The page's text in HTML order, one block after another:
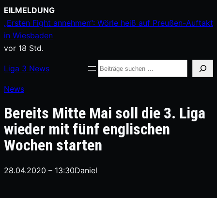
Zum
Inhalt
springen
EILMELDUNG
„Ersten Fight annehmen“: Wörle heiß auf Preußen-Auftakt
in Wiesbaden
vor 18 Std.
Liga 3 News Suche
News
Bereits Mitte Mai soll die 3. Liga
wieder mit fünf englischen
Wochen starten
28.04.2020 – 13:30Daniel